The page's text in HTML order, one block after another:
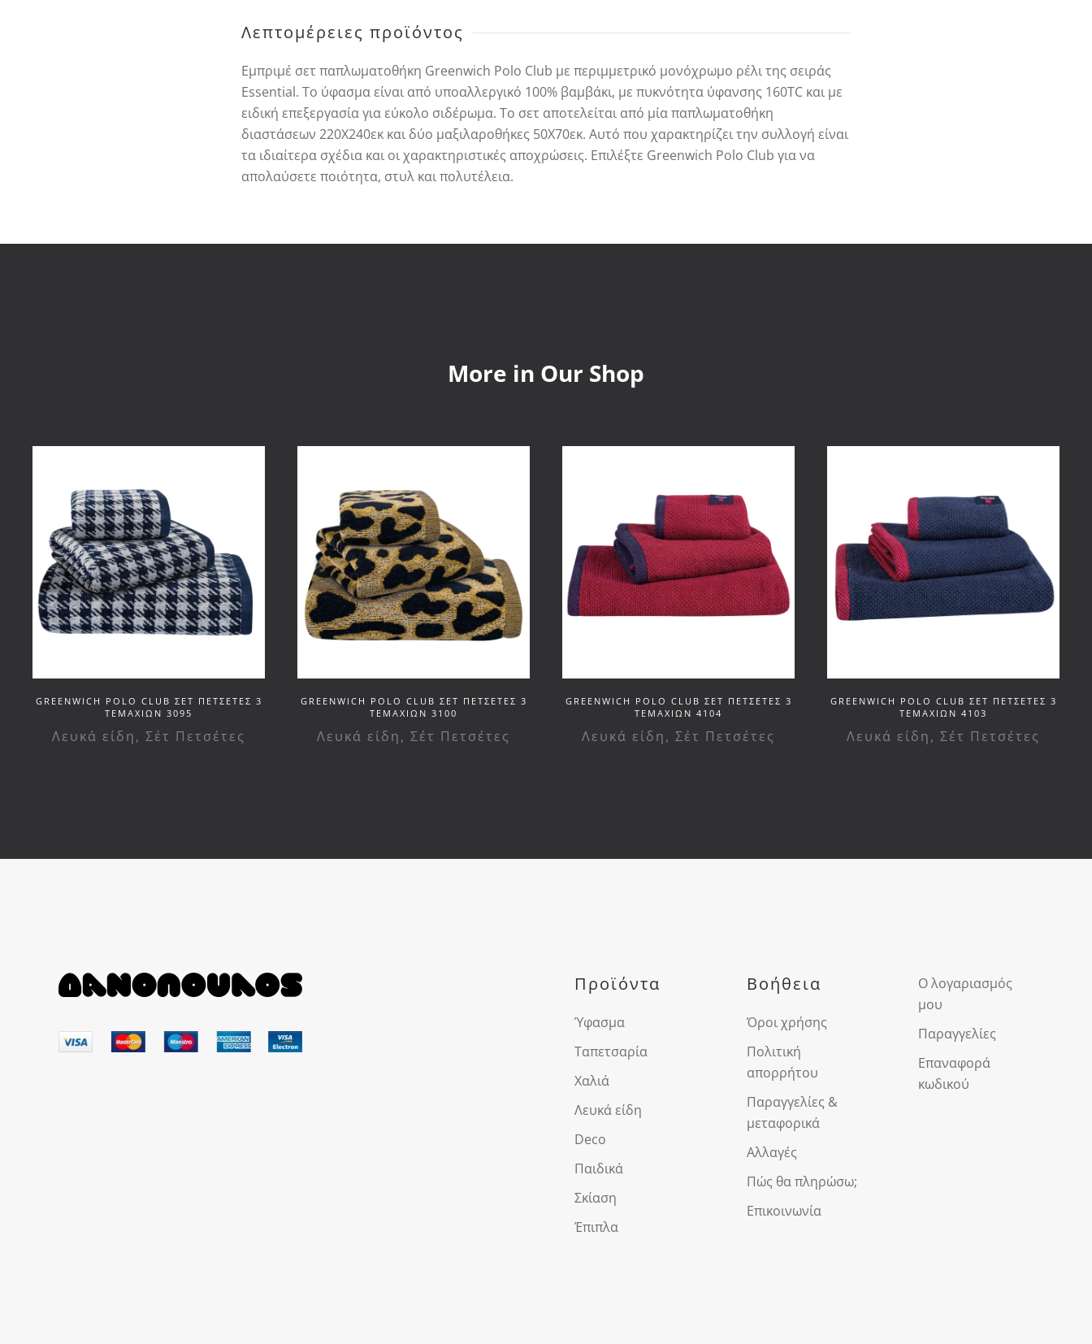
Λεπτομέρειες προϊόντος
Εμπριμέ σετ παπλωματοθήκη Greenwich Polo Club με περιμμετρικό μονόχρωμο ρέλι της σειράς
Εssential. Το ύφασμα είναι από υποαλλεργικό 100% βαμβάκι, με πυκνότητα ύφανσης 160TC και με
ειδική επεξεργασία για εύκολο σιδέρωμα. Το σετ αποτελείται από μία παπλωματοθήκη
διαστάσεων 220Χ240εκ και δύο μαξιλαροθήκες 50Χ70εκ. Αυτό που χαρακτηρίζει την συλλογή είναι
τα ιδιαίτερα σχέδια και οι χαρακτηριστικές αποχρώσεις. Επιλέξτε Greenwich Polo Club για να
απολαύσετε ποιότητα, στυλ και πολυτέλεια.
More in Our Shop
GREENWICH POLO CLUB ΣΕΤ ΠΕΤΣΕΤΕΣ 3
ΤΕΜΑΧΙΩΝ 3095
Λευκά είδη, Σέτ Πετσέτες
GREENWICH POLO CLUB ΣΕΤ ΠΕΤΣΕΤΕΣ 3
ΤΕΜΑΧΙΩΝ 3100
Λευκά είδη, Σέτ Πετσέτες
GREENWICH POLO CLUB ΣΕΤ ΠΕΤΣΕΤΕΣ 3
ΤΕΜΑΧΙΩΝ 4104
Λευκά είδη, Σέτ Πετσέτες
GREENWICH POLO CLUB ΣΕΤ ΠΕΤΣΕΤΕΣ 3
ΤΕΜΑΧΙΩΝ 4103
Λευκά είδη, Σέτ Πετσέτες
Προϊόντα
Ύφασμα
Ταπετσαρία
Χαλιά
Λευκά είδη
Deco
Παιδικά
Σκίαση
Έπιπλα
Βοήθεια
Όροι χρήσης
Πολιτική
απορρήτου
Παραγγελίες &
μεταφορικά
Αλλαγές
Πώς θα πληρώσω;
Επικοινωνία
Ο λογαριασμός
μου
Παραγγελίες
Επαναφορά
κωδικού